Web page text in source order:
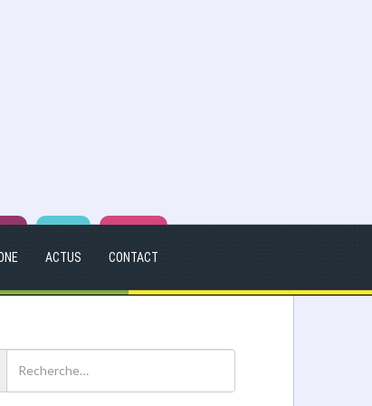
ACTUS CONTACT